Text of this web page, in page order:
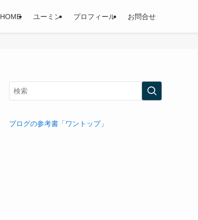
HOME ユーミン プロフィール お問合せ
ブログの参考書「ワントップ」